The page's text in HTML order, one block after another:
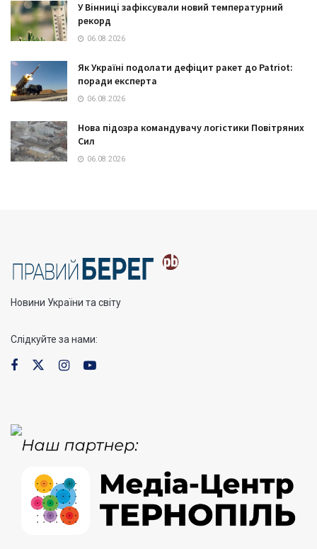
У Вінниці зафіксували новий температурний
рекорд
06.08.2026
Як Україні подолати дефіцит ракет до Patriot:
поради експерта
06.08.2026
Нова підозра командувачу логістики Повітряних
Сил
06.08.2026
Новини України та світу
Слідкуйте за нами: